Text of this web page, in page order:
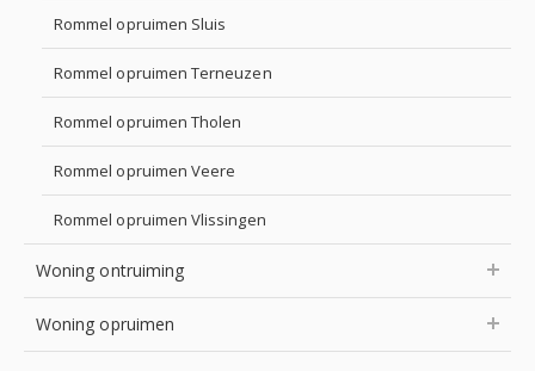
Rommel opruimen Sluis
Rommel opruimen Terneuzen
Rommel opruimen Tholen
Rommel opruimen Veere
Rommel opruimen Vlissingen
Woning ontruiming
Woning opruimen